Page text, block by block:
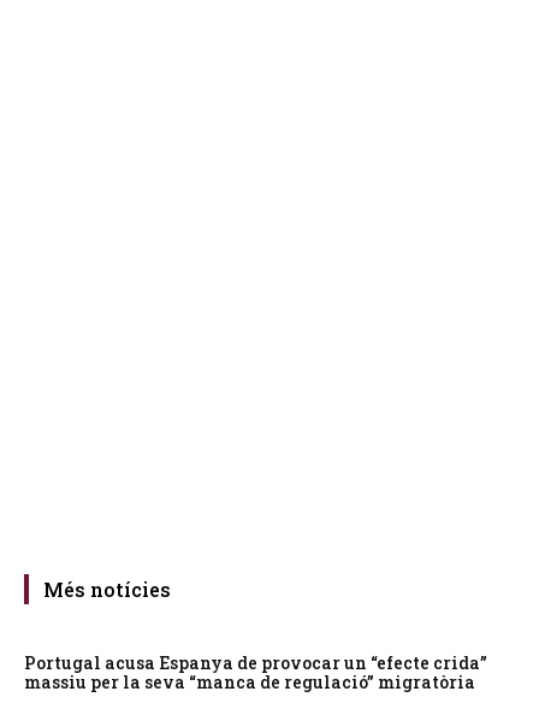
Més notícies
Portugal acusa Espanya de provocar un “efecte crida”
massiu per la seva “manca de regulació” migratòria